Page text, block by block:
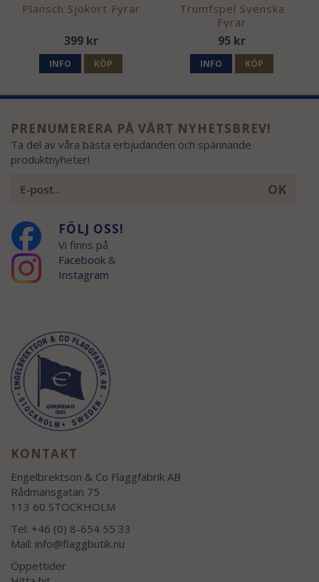
Plansch Sjökort Fyrar
399 kr
INFO KÖP
Trumfspel Svenska
Fyrar
95 kr
INFO KÖP
PRENUMERERA PÅ VÅRT NYHETSBREV!
Ta del av våra bästa erbjudanden och spännande
produktnyheter!
OK
FÖLJ OSS!
Vi finns på
Facebook&
Instagram
KONTAKT
Engelbrektson & Co Flaggfabrik AB
Rådmansgatan 75
113 60 STOCKHOLM
Tel: +46 (0) 8-654 55 33
Mail: info@flaggbutik.nu
Öppettider